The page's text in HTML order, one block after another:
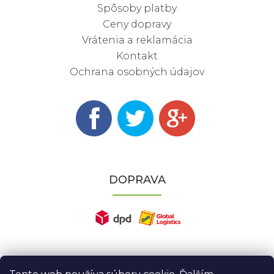
Spôsoby platby
Ceny dopravy
Vrátenia a reklamácia
Kontakt
Ochrana osobných údajov
DOPRAVA